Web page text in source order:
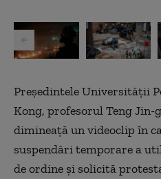
Președintele Universității
Kong, profesorul Teng
dimineață un videoclip în
suspendări temporare a
de ordine și solicită